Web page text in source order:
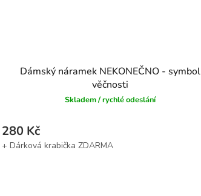
Dámský náramek NEKONEČNO - symbol
věčnosti
Skladem / rychlé odeslání
280 Kč